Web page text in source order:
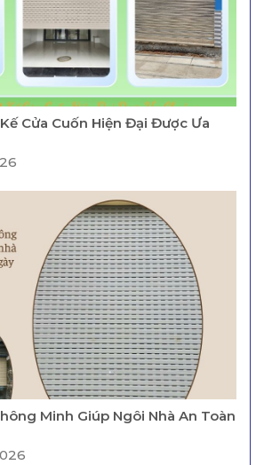
Cửa Cuốn Hiện Đại Được Ưa
Minh Giúp Ngôi Nhà An Toàn